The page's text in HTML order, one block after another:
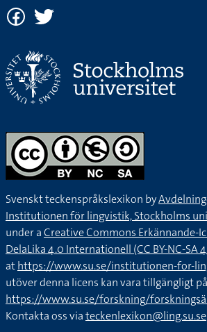
Svenskt teckenspråkslexikon by
Institutionen för lingvistik, Stockholms
under aCreative Commons Erkännande-
DelaLika 4.0 Internationell (CC BY-NC-SA
athttps://www.su.se/institutionen-for-
utöver denna licens kan vara tillgängligt på
https://www.su.se/forskning/
Kontakta oss viateckenlexikon@ling.su.se